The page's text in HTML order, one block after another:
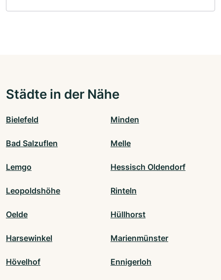
Städte in der Nähe
Bielefeld Minden
Bad Salzuflen Melle
Lemgo Hessisch Oldendorf
Leopoldshöhe Rinteln
Oelde Hüllhorst
Harsewinkel Marienmünster
Hövelhof Ennigerloh